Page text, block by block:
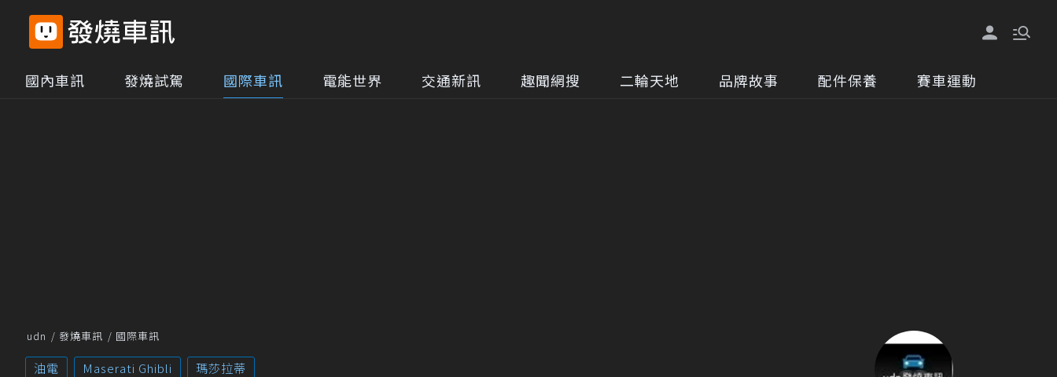
國內車訊 發燒試駕 國際車訊 電能世界 交通新訊 趣聞網搜 二輪天地 品牌故事 配件保養 賽車運動
udn 發燒車訊 國際車訊
油電 Maserati Ghibli 瑪莎拉蒂